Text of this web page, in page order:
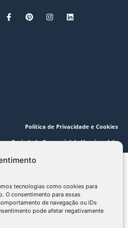
tecnologias como cookies para
O consentimento para essas
de navegação ou IDs
pode afetar negativamente
Política de Privacidade e Cookies
– Sociedade Comercial de Vernizes, Lda